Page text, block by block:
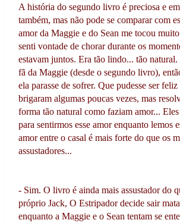
A história do segundo livro é preciosa e
também, mas não pode se comparar com
amor da Maggie e do Sean me tocou
senti vontade de chorar durante os
estavam juntos. Era tão lindo... tão
fã da Maggie (desde o segundo livro),
ela parasse de sofrer. Que pudesse ser
brigaram algumas poucas vezes, mas
forma tão natural como faziam amor... Eles
para sentirmos esse amor enquanto lemos
amor entre o casal é mais forte do que os
assustadores...
- Sim. O livro é ainda mais assustador do
próprio Jack, O Estripador decide sair
enquanto a Maggie e o Sean tentam se